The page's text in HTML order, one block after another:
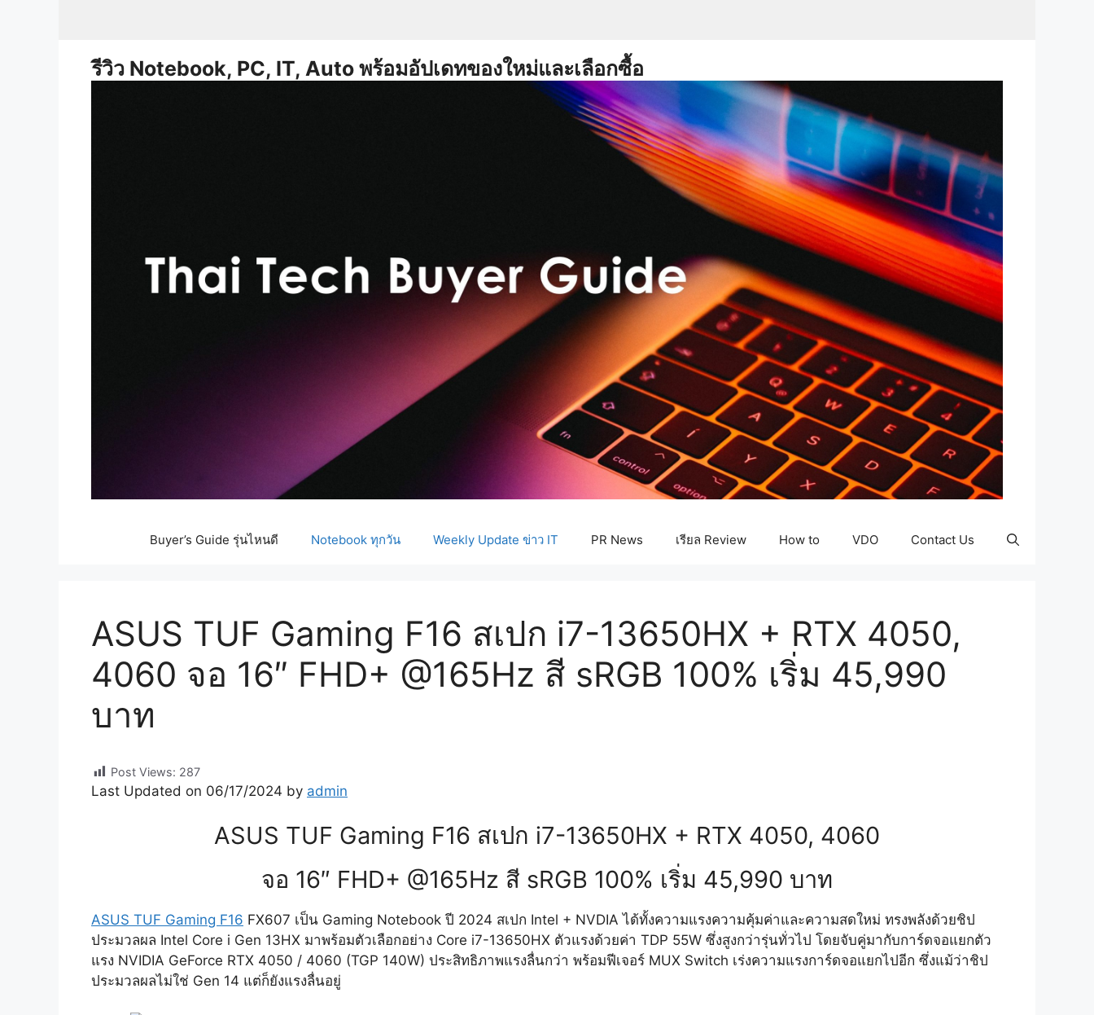
รีวิว Notebook, PC, IT, Auto พร้อมอัปเดทของใหม่และเลือกซื้อ
Buyer’s Guide รุ่นไหนดี Notebook ทุกวัน Weekly Update ข่าว IT PR News เรียล Review How to VDO Contact Us
ASUS TUF Gaming F16 สเปก i7-13650HX + RTX 4050,
4060 จอ 16″ FHD+ @165Hz สี sRGB 100% เริ่ม 45,990
บาท
Post Views: 287
Last Updated on 06/17/2024 by admin
ASUS TUF Gaming F16 สเปก i7-13650HX + RTX 4050, 4060
จอ 16″ FHD+ @165Hz สี sRGB 100% เริ่ม 45,990 บาท
ASUS TUF Gaming F16 FX607 เป็น Gaming Notebook ปี 2024 สเปก Intel + NVDIA ได้ทั้งความแรงความคุ้มค่าและความสดใหม่ ทรงพลังด้วยชิป
ประมวลผล Intel Core i Gen 13HX มาพร้อมตัวเลือกอย่าง Core i7-13650HX ตัวแรงด้วยค่า TDP 55W ซึ่งสูงกว่ารุ่นทั่วไป โดยจับคู่มากับการ์ดจอแยกตัว
แรง NVIDIA GeForce RTX 4050 / 4060 (TGP 140W) ประสิทธิภาพแรงลื่นกว่า พร้อมฟีเจอร์ MUX Switch เร่งความแรงการ์ดจอแยกไปอีก ซึ่งแม้ว่าชิป
ประมวลผลไม่ใช่ Gen 14 แต่ก็ยังแรงลื่นอยู่